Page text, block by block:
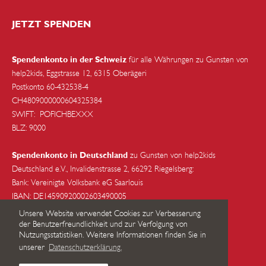
Unsere Website verwendet Cookies zur Verbesserung
der Benutzerfreundlichkeit und zur Verfolgung von
Nutzungsstatistiken. Weitere Informationen finden Sie in
unserer Datenschutzerklärung.
6315 Oberägeri
Schweiz
+41 (0) 79 285 85 88
info@help2kids.org
help2kids Deutschland e.V.
Invalidenstraße 2
66292 Riegelsberg
Saarland, Deutschland
David Weller:
JETZT SPENDEN
Spendenkonto in der Schweiz für alle Währungen zu Gunsten von
help2kids, Eggstrasse 12, 6315 Oberägeri
Postkonto 60-432538-4
CH4809000000604325384
SWIFT: POFICHBEXXX
BLZ: 9000
Spendenkonto in Deutschland zu Gunsten von help2kids
Deutschland e.V., Invalidenstrasse 2, 66292 Riegelsberg:
Bank: Vereinigte Volksbank eG Saarlouis
IBAN: DE14590920002603490005
SWIFT/BIC: GENODE51SB2
BLZ: 590 920 00
Charity Number:CHE-114.921.390